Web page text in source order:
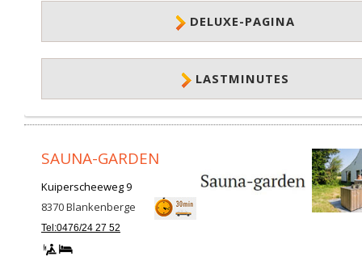
DELUXE-PAGINA
LASTMINUTES
SAUNA-GARDEN
Kuiperscheeweg 9
8370Blankenberge
Tel:0476/24 27 52